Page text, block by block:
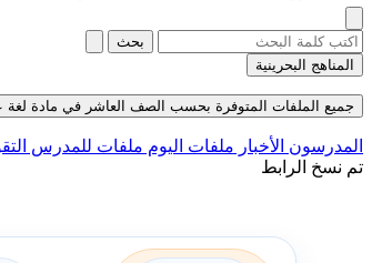
بحث
المناهج البحرينية
جميع الملفات المتوفرة بحسب الصف العاشر في مادة لغة عربية
المدرسون الأخبار ملفات اليوم ملفات للمدرس
تم نسخ الرابط